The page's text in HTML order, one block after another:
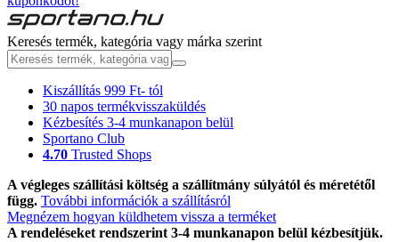
Keresés termék, kategória vagy márka szerint
Kiszállítás 999 Ft- tól
30 napos termékvisszaküldés
Kézbesítés 3-4 munkanapon belül
Sportano Club
4.70 Trusted Shops
A végleges szállítási költség a szállítmány súlyától és méretétől
függ. További információk a szállításról
Megnézem hogyan küldhetem vissza a terméket
A rendeléseket rendszerint 3-4 munkanapon belül kézbesítjük.